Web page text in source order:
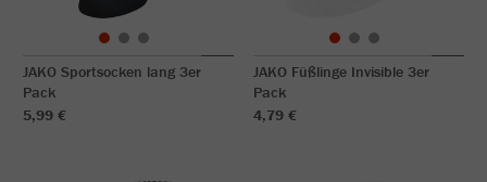
JAKO Sportsocken lang 3er
Pack
5,99 €
JAKO Füßlinge Invisible 3er
Pack
4,79 €